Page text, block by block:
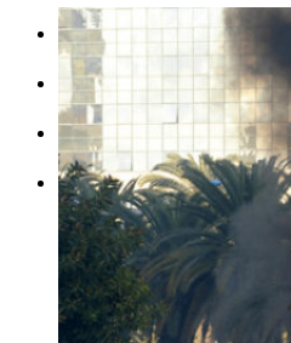
HISTOIRE
THÉORIE
CULTURE
MULTIMÉDIAS